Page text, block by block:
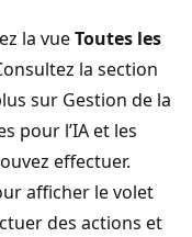
la vueToutes les
la section
sur Gestion de la
pour l’IA et les
effectuer.
afficher le volet
des actions et